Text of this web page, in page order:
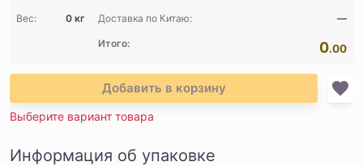
Вес: 0 кг Доставка по Китаю: —
Итого: 0.00
Добавить в корзину
Выберите вариант товара
Информация об упаковке